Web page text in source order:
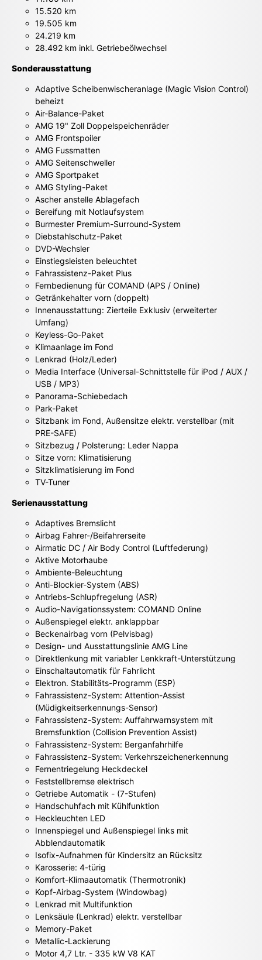
15.520 km
19.505 km
24.219 km
28.492 km inkl. Getriebeölwechsel
Sonderausstattung
Adaptive Scheibenwischeranlage (Magic Vision Control)
beheizt
Air-Balance-Paket
AMG 19" Zoll Doppelspeichenräder
AMG Frontspoiler
AMG Fussmatten
AMG Seitenschweller
AMG Sportpaket
AMG Styling-Paket
Ascher anstelle Ablagefach
Bereifung mit Notlaufsystem
Burmester Premium-Surround-System
Diebstahlschutz-Paket
DVD-Wechsler
Einstiegsleisten beleuchtet
Fahrassistenz-Paket Plus
Fernbedienung für COMAND (APS / Online)
Getränkehalter vorn (doppelt)
Innenausstattung: Zierteile Exklusiv (erweiterter
Umfang)
Keyless-Go-Paket
Klimaanlage im Fond
Lenkrad (Holz/Leder)
Media Interface (Universal-Schnittstelle für iPod / AUX /
USB / MP3)
Panorama-Schiebedach
Park-Paket
Sitzbank im Fond, Außensitze elektr. verstellbar (mit
PRE-SAFE)
Sitzbezug / Polsterung: Leder Nappa
Sitze vorn: Klimatisierung
Sitzklimatisierung im Fond
TV-Tuner
Serienausstattung
Adaptives Bremslicht
Airbag Fahrer-/Beifahrerseite
Airmatic DC / Air Body Control (Luftfederung)
Aktive Motorhaube
Ambiente-Beleuchtung
Anti-Blockier-System (ABS)
Antriebs-Schlupfregelung (ASR)
Audio-Navigationssystem: COMAND Online
Außenspiegel elektr. anklappbar
Beckenairbag vorn (Pelvisbag)
Design- und Ausstattungslinie AMG Line
Direktlenkung mit variabler Lenkkraft-Unterstützung
Einschaltautomatik für Fahrlicht
Elektron. Stabilitäts-Programm (ESP)
Fahrassistenz-System: Attention-Assist
(Müdigkeitserkennungs-Sensor)
Fahrassistenz-System: Auffahrwarnsystem mit
Bremsfunktion (Collision Prevention Assist)
Fahrassistenz-System: Berganfahrhilfe
Fahrassistenz-System: Verkehrszeichenerkennung
Fernentriegelung Heckdeckel
Feststellbremse elektrisch
Getriebe Automatik - (7-Stufen)
Handschuhfach mit Kühlfunktion
Heckleuchten LED
Innenspiegel und Außenspiegel links mit
Abblendautomatik
Isofix-Aufnahmen für Kindersitz an Rücksitz
Karosserie: 4-türig
Komfort-Klimaautomatik (Thermotronik)
Kopf-Airbag-System (Windowbag)
Lenkrad mit Multifunktion
Lenksäule (Lenkrad) elektr. verstellbar
Memory-Paket
Metallic-Lackierung
Motor 4,7 Ltr. - 335 kW V8 KAT